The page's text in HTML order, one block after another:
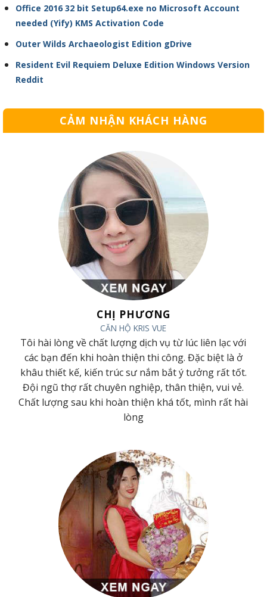
Office 2016 32 bit Setup64.exe no Microsoft Account
needed (Yify) KMS Activation Code
Outer Wilds Archaeologist Edition gDrive
Resident Evil Requiem Deluxe Edition Windows Version
Reddit
CẢM NHẬN KHÁCH HÀNG
CHỊ PHƯƠNG
CĂN HỘ KRIS VUE
Tôi hài lòng về chất lượng dịch vụ từ lúc liên lạc với
các bạn đến khi hoàn thiện thi công. Đặc biệt là ở
khâu thiết kế, kiến trúc sư nắm bắt ý tưởng rất tốt.
Đội ngũ thợ rất chuyên nghiệp, thân thiện, vui vẻ.
Chất lượng sau khi hoàn thiện khá tốt, mình rất hài
lòng